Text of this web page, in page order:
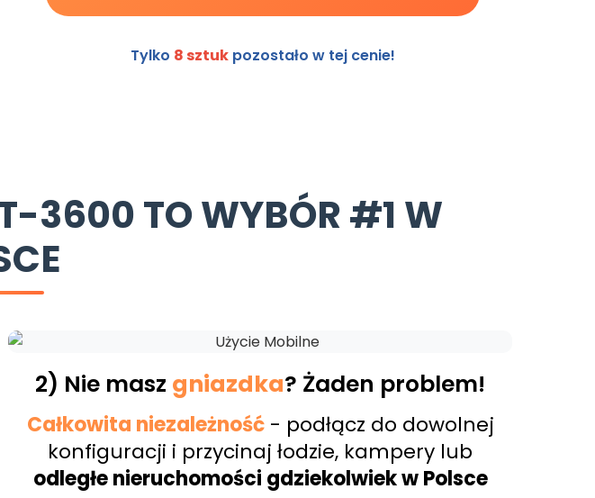
Tylko 8 sztukpozostało w tej cenie!
3600 TO WYBÓR #1 W
2) Nie masz gniazdka? Żaden problem!
Całkowita niezależność- podłącz do dowolnej
konfiguracji i przycinaj łodzie, kampery lub
odległe nieruchomości gdziekolwiek w Polsce